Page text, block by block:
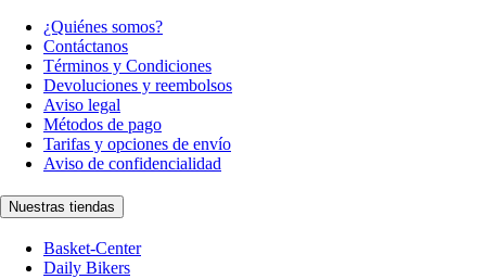
¿Quiénes somos?
Contáctanos
Términos y Condiciones
Devoluciones y reembolsos
Aviso legal
Métodos de pago
Tarifas y opciones de envío
Aviso de confidencialidad
Nuestras tiendas
Basket-Center
Daily Bikers